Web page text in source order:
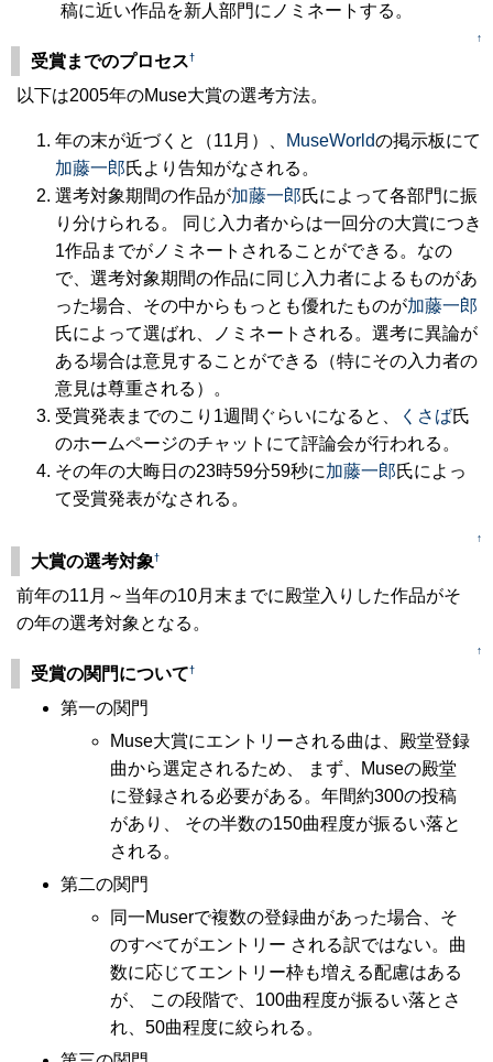
稿に近い作品を新人部門にノミネートする。
↑
受賞までのプロセス†
以下は2005年のMuse大賞の選考方法。
年の末が近づくと（11月）、 MuseWorldの掲示板にて
加藤一郎氏より告知がなされる。
選考対象期間の作品が加藤一郎氏によって各部門に振
り分けられる。 同じ入力者からは一回分の大賞につき
1作品までがノミネートされることができる。なの
で、選考対象期間の作品に同じ入力者によるものがあ
った場合、その中からもっとも優れたものが加藤一郎
氏によって選ばれ、ノミネートされる。選考に異論が
ある場合は意見することができる（特にその入力者の
意見は尊重される）。
受賞発表までのこり1週間ぐらいになると、
くさば氏
のホームページのチャットにて評論会が行われる。
その年の大晦日の23時59分59秒に加藤一郎氏によっ
て受賞発表がなされる。
↑
大賞の選考対象†
前年の11月～当年の10月末までに殿堂入りした作品がそ
の年の選考対象となる。
↑
受賞の関門について†
第一の関門
Muse大賞にエントリーされる曲は、殿堂登録
曲から選定されるため、 まず、Museの殿堂
に登録される必要がある。年間約300の投稿
があり、 その半数の150曲程度が振るい落と
される。
第二の関門
同一Muserで複数の登録曲があった場合、そ
のすべてがエントリー される訳ではない。曲
数に応じてエントリー枠も増える配慮はある
が、 この段階で、100曲程度が振るい落とさ
れ、50曲程度に絞られる。